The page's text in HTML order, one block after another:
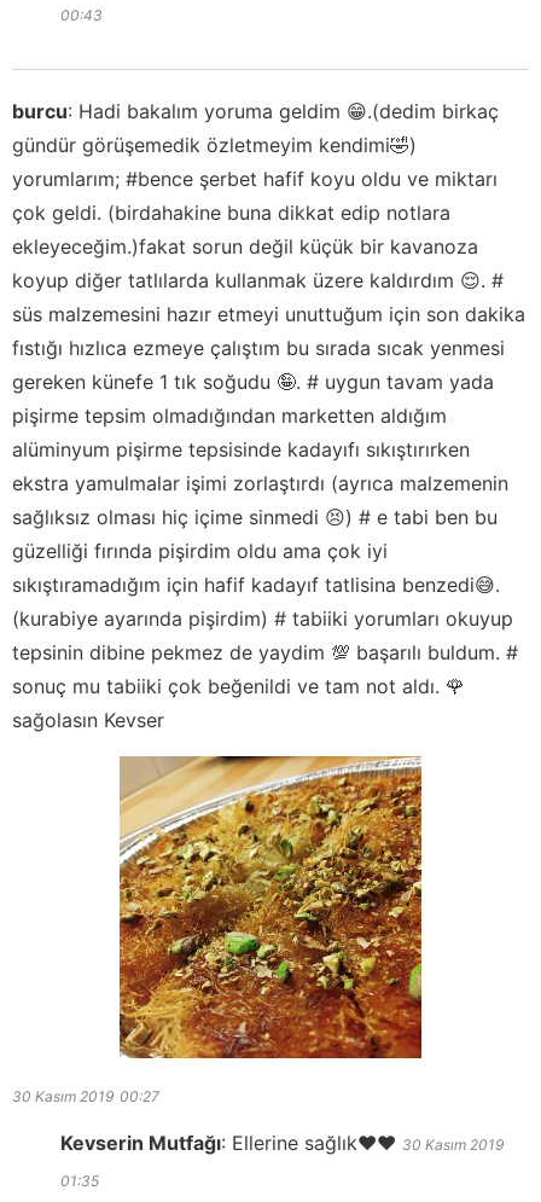
00:43
burcu: Hadi bakalım yoruma geldim 😁.(dedim birkaç
gündür görüşemedik özletmeyim kendimi🤣)
yorumlarım; #bence şerbet hafif koyu oldu ve miktarı
çok geldi. (birdahakine buna dikkat edip notlara
ekleyeceğim.)fakat sorun değil küçük bir kavanoza
koyup diğer tatlılarda kullanmak üzere kaldırdım 😌. #
süs malzemesini hazır etmeyi unuttuğum için son dakika
fıstığı hızlıca ezmeye çalıştım bu sırada sıcak yenmesi
gereken künefe 1 tık soğudu 🤪. # uygun tavam yada
pişirme tepsim olmadığından marketten aldığım
alüminyum pişirme tepsisinde kadayıfı sıkıştırırken
ekstra yamulmalar işimi zorlaştırdı (ayrıca malzemenin
sağlıksız olması hiç içime sinmedi 😣) # e tabi ben bu
güzelliği fırında pişirdim oldu ama çok iyi
sıkıştıramadığım için hafif kadayıf tatlisina benzedi😅.
(kurabiye ayarında pişirdim) # tabiiki yorumları okuyup
tepsinin dibine pekmez de yaydim 💯 başarılı buldum. #
sonuç mu tabiiki çok beğenildi ve tam not aldı. 🌹
sağolasın Kevser
30 Kasım 2019 00:27
Kevserin Mutfağı: Ellerine sağlık❤️❤️ 30 Kasım 2019
01:35